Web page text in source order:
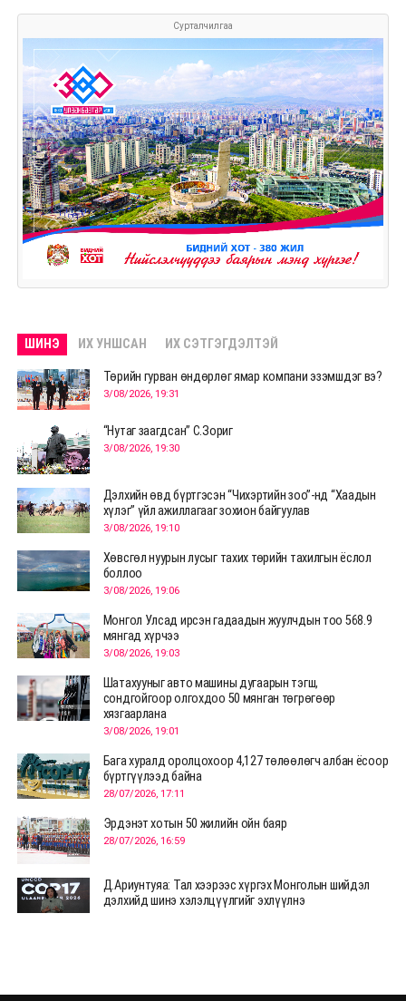
Сурталчилгаа
ШИНЭ ИХ УНШСАН ИХ СЭТГЭГДЭЛТЭЙ
Төрийн гурван өндөрлөг ямар компани эзэмшдэг вэ?
3/08/2026, 19:31
“Нутаг заагдсан” С.Зориг
3/08/2026, 19:30
Дэлхийн өвд бүртгэсэн “Чихэртийн зоо”-нд “Хаадын
хүлэг” үйл ажиллагааг зохион байгуулав
3/08/2026, 19:10
Хөвсгөл нуурын лусыг тахих төрийн тахилгын ёслол
боллоо
3/08/2026, 19:06
Монгол Улсад ирсэн гадаадын жуулчдын тоо 568.9
мянгад хүрчээ
3/08/2026, 19:03
Шатахууныг авто машины дугаарын тэгш,
сондгойгоор олгохдоо 50 мянган төгрөгөөр
хязгаарлана
3/08/2026, 19:01
Бага хуралд оролцохоор 4,127 төлөөлөгч албан ёсоор
бүртгүүлээд байна
28/07/2026, 17:11
Эрдэнэт хотын 50 жилийн ойн баяр
28/07/2026, 16:59
Д.Ариунтуяа: Тал хээрээс хүргэх Монголын шийдэл
дэлхийд шинэ хэлэлцүүлгийг эхлүүлнэ